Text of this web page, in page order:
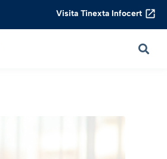
Visita Tinexta Infocert